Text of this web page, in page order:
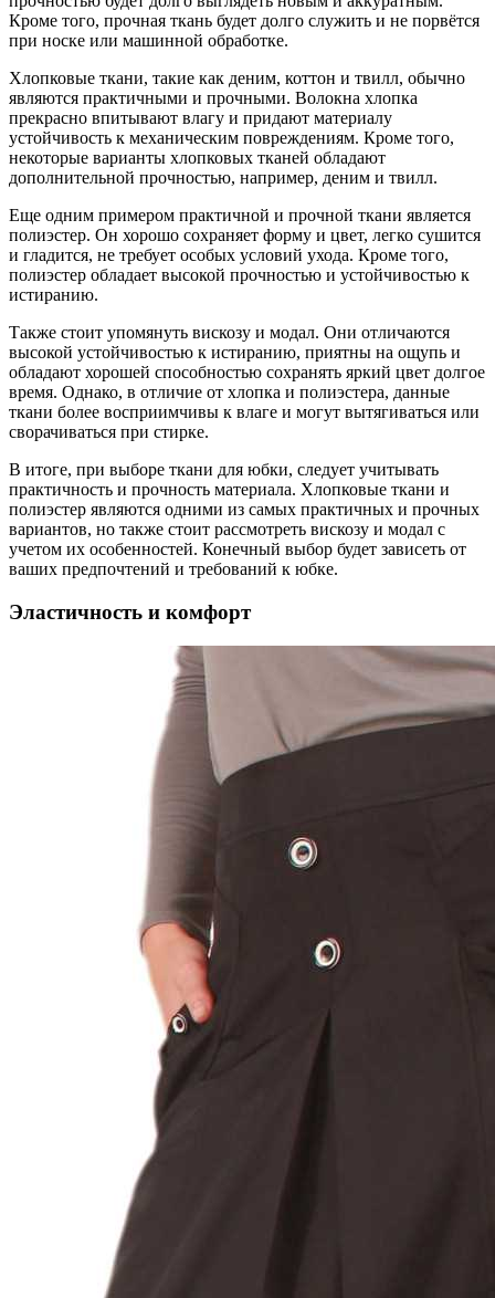
Кроме того, прочная ткань будет долго служить и не порвётся
при носке или машинной обработке.
Хлопковые ткани, такие как деним, коттон и твилл, обычно
являются практичными и прочными. Волокна хлопка
прекрасно впитывают влагу и придают материалу
устойчивость к механическим повреждениям. Кроме того,
некоторые варианты хлопковых тканей обладают
дополнительной прочностью, например, деним и твилл.
Еще одним примером практичной и прочной ткани является
полиэстер. Он хорошо сохраняет форму и цвет, легко сушится
и гладится, не требует особых условий ухода. Кроме того,
полиэстер обладает высокой прочностью и устойчивостью к
истиранию.
Также стоит упомянуть вискозу и модал. Они отличаются
высокой устойчивостью к истиранию, приятны на ощупь и
обладают хорошей способностью сохранять яркий цвет долгое
время. Однако, в отличие от хлопка и полиэстера, данные
ткани более восприимчивы к влаге и могут вытягиваться или
сворачиваться при стирке.
В итоге, при выборе ткани для юбки, следует учитывать
практичность и прочность материала. Хлопковые ткани и
полиэстер являются одними из самых практичных и прочных
вариантов, но также стоит рассмотреть вискозу и модал с
учетом их особенностей. Конечный выбор будет зависеть от
ваших предпочтений и требований к юбке.
Эластичность и комфорт